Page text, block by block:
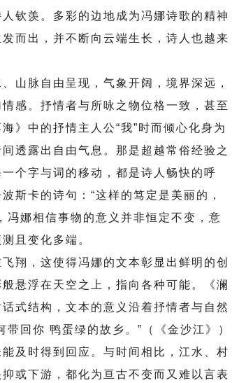
钦羡。多彩的边地成为冯娜诗歌的精神
而出，并不断向云端生长，诗人也越来
脉自由呈现，气象开阔，境界深远，
感。抒情者与所咏之物位格一致，甚至
》中的抒情主人公“我”时而倾心化身为
透露出自由气息。那是超越常俗经验之
个字与词的移动，都是诗人畅快的呼
斯卡的诗句：“这样的笃定是美丽的，
冯娜相信事物的意义并非恒定不变，意
且变化多端。
，这使得冯娜的文本彰显出鲜明的创
悬浮在天空之上，指向各种可能。《澜
式结构，文本的意义沿着抒情者与自然
回你 鸭蛋绿的故乡。”（《金沙江》）
及时得到回应。与时间相比，江水、村
或下游，都化为亘古不变而又难以言表